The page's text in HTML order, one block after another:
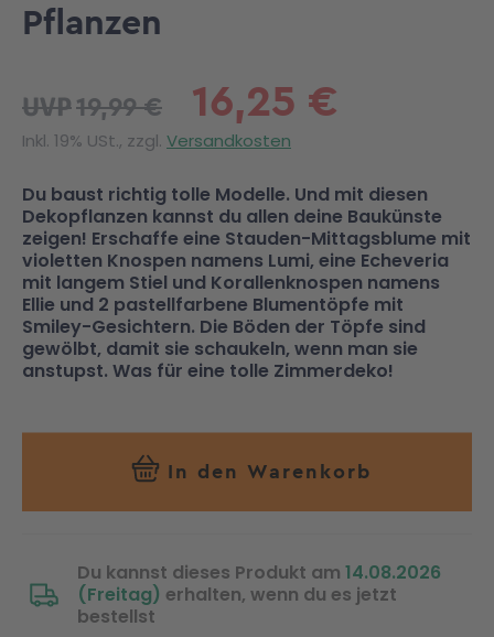
Pflanzen
16,25 €
UVP19,99 €
Inkl. 19% USt., zzgl. Versandkosten
Du baust richtig tolle Modelle. Und mit diesen
Dekopflanzen kannst du allen deine Baukünste
zeigen! Erschaffe eine Stauden-Mittagsblume mit
violetten Knospen namens Lumi, eine Echeveria
mit langem Stiel und Korallenknospen namens
Ellie und 2 pastellfarbene Blumentöpfe mit
Smiley-Gesichtern. Die Böden der Töpfe sind
gewölbt, damit sie schaukeln, wenn man sie
anstupst. Was für eine tolle Zimmerdeko!
In den Warenkorb
Du kannst dieses Produkt am 14.08.2026
(Freitag) erhalten, wenn du es jetzt
bestellst